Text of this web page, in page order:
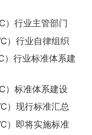
）行业主管部门
）行业自律组织
）行业标准体系建
）标准体系建设
）现行标准汇总
）即将实施标准